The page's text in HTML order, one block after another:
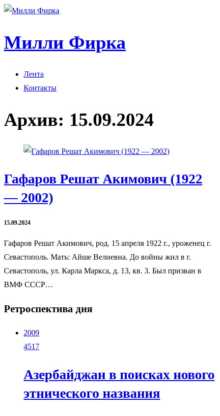
Милли Фирка
Лента
Контакты
Архив: 15.09.2024
Гафаров Решат Акимович (1922
— 2002)
15.09.2024
Гафаров Решат Акимович, род. 15 апреля 1922 г., уроженец г.
Севастополь. Мать: Айше Велиевна. До войны жил в г.
Севастополь, ул. Карла Маркса, д. 13, кв. 3. Был призван в
ВМФ СССР…
Ретроспектива дня
2009
4517
Азербайджан в поисках нового
этнического названия